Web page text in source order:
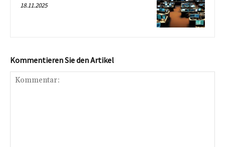
18.11.2025
Kommentieren Sie den Artikel